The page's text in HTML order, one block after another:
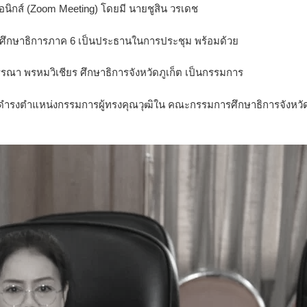
กส์ (Zoom Meeting) โดยมี นายชูสิน วรเดช
ษาธิการภาค 6 เป็นประธานในการประชุม พร้อมด้วย
า พรหมวิเชียร ศึกษาธิการจังหวัดภูเก็ต เป็นกรรมการ
รงตำแหน่งกรรมการผู้ทรงคุณวุฒิใน คณะกรรมการศึกษาธิการจังหวั